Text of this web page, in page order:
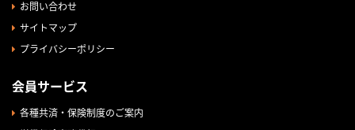
お問い合わせ
サイトマップ
プライバシーポリシー
会員サービス
各種共済・保険制度のご案内